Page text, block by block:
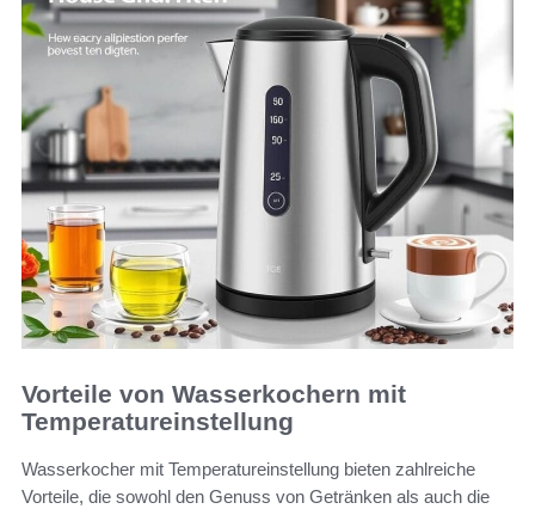
Vorteile von Wasserkochern mit
Temperatureinstellung
Wasserkocher mit Temperatureinstellung bieten zahlreiche
Vorteile, die sowohl den Genuss von Getränken als auch die